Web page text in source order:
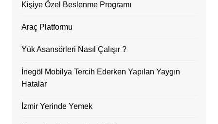
Kişiye Özel Beslenme Programı
Araç Platformu
Yük Asansörleri Nasıl Çalışır ?
İnegöl Mobilya Tercih Ederken Yapılan Yaygın
Hatalar
İzmir Yerinde Yemek